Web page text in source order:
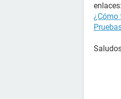
enlaces:
¿Cómo